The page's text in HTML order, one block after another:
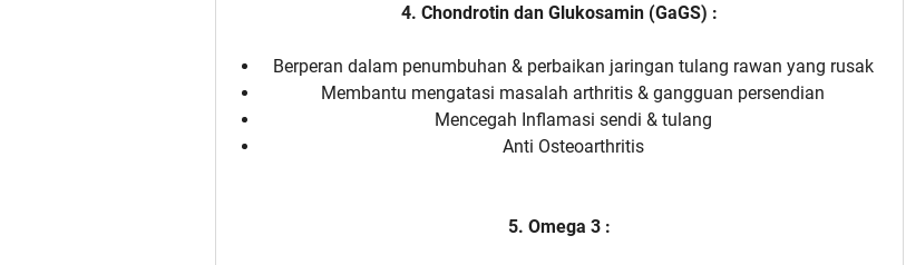
4. Chondrotin dan Glukosamin (GaGS) :
Berperan dalam penumbuhan & perbaikan jaringan tulang rawan yang rusak
Membantu mengatasi masalah arthritis & gangguan persendian
Mencegah Inflamasi sendi & tulang
Anti Osteoarthritis
5. Omega 3 :